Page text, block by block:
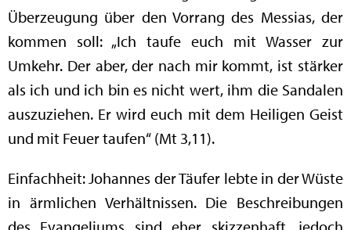
Überzeugung über den Vorrang des Messias, der
kommen soll: „Ich taufe euch mit Wasser zur
Umkehr. Der aber, der nach mir kommt, ist stärker
als ich und ich bin es nicht wert, ihm die Sandalen
auszuziehen. Er wird euch mit dem Heiligen Geist
und mit Feuer taufen“ (Mt 3,11).
Einfachheit: Johannes der Täufer lebte in der Wüste
in ärmlichen Verhältnissen. Die Beschreibungen